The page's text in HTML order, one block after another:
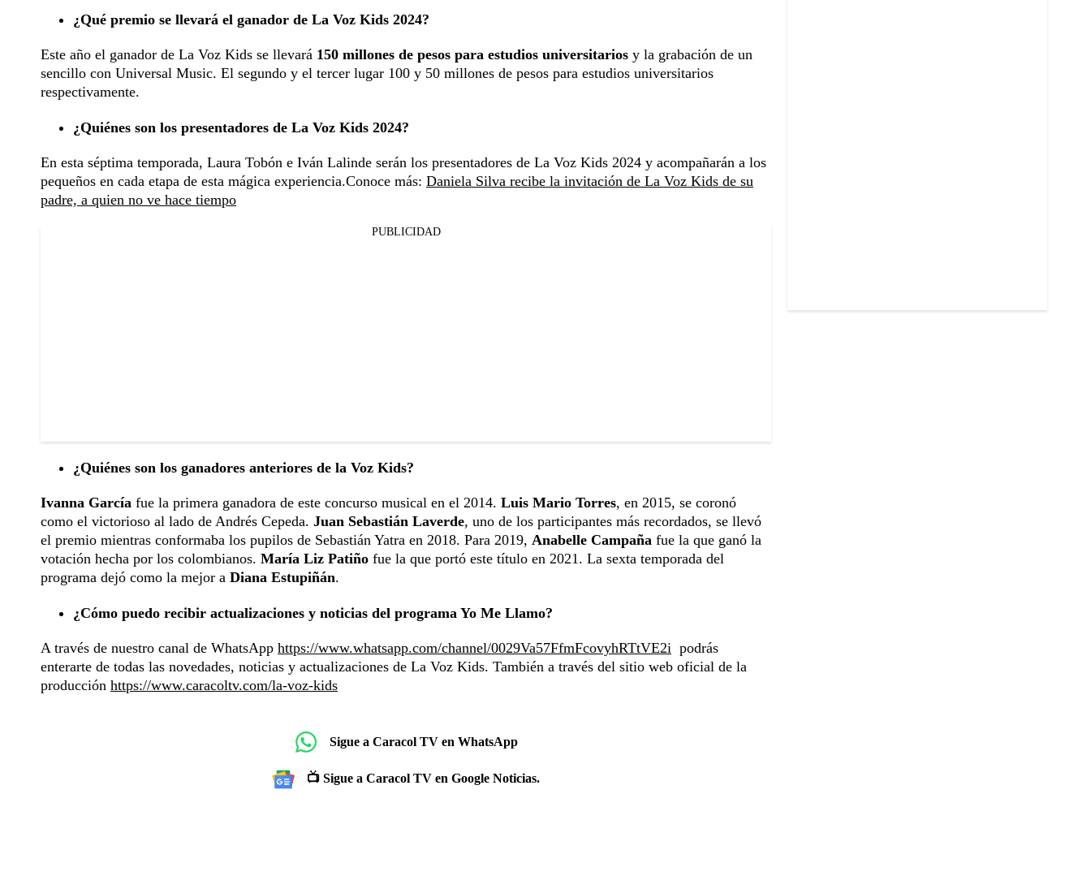
¿Qué premio se llevará el ganador de La Voz Kids 2024?
Este año el ganador de La Voz Kids se llevará 150 millones de pesos para estudios universitarios y la grabación de un
sencillo con Universal Music. El segundo y el tercer lugar 100 y 50 millones de pesos para estudios universitarios
respectivamente.
¿Quiénes son los presentadores de La Voz Kids 2024?
En esta séptima temporada, Laura Tobón e Iván Lalinde serán los presentadores de La Voz Kids 2024 y acompañarán a los
pequeños en cada etapa de esta mágica experiencia.Conoce más: Daniela Silva recibe la invitación de La Voz Kids de su
padre, a quien no ve hace tiempo
PUBLICIDAD
¿Quiénes son los ganadores anteriores de la Voz Kids?
Ivanna García fue la primera ganadora de este concurso musical en el 2014. Luis Mario Torres, en 2015, se coronó
como el victorioso al lado de Andrés Cepeda. Juan Sebastián Laverde, uno de los participantes más recordados, se llevó
el premio mientras conformaba los pupilos de Sebastián Yatra en 2018. Para 2019, Anabelle Campaña fue la que ganó la
votación hecha por los colombianos. María Liz Patiño fue la que portó este título en 2021. La sexta temporada del
programa dejó como la mejor a Diana Estupiñán.
¿Cómo puedo recibir actualizaciones y noticias del programa Yo Me Llamo?
A través de nuestro canal de WhatsApp https://www.whatsapp.com/channel/0029Va57FfmFcovyhRTtVE2i podrás
enterarte de todas las novedades, noticias y actualizaciones de La Voz Kids. También a través del sitio web oficial de la
producción https://www.caracoltv.com/la-voz-kids
Sigue a Caracol TV en WhatsApp
📺 Sigue a Caracol TV en Google Noticias.